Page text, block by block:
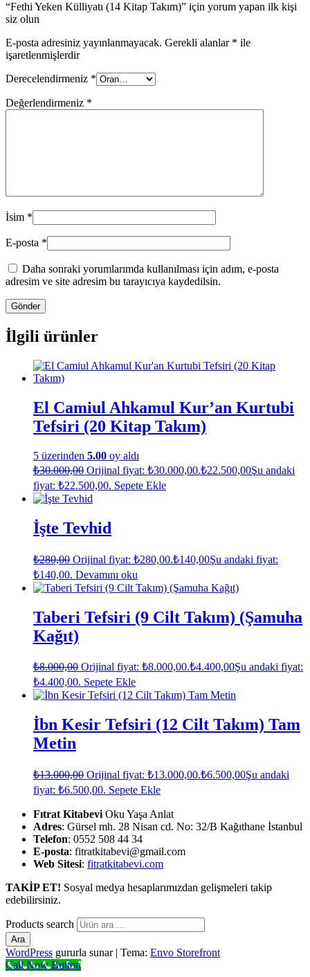
“Fethi Yeken Külliyatı (14 Kitap Takım)” için yorum yapan ilk kişi
siz olun
E-posta adresiniz yayınlanmayacak. Gerekli alanlar * ile
işaretlenmişlerdir
Derecelendirmeniz *
Değerlendirmeniz *
İsim *
E-posta *
Daha sonraki yorumlarımda kullanılması için adım, e-posta
adresim ve site adresim bu tarayıcıya kaydedilsin.
İlgili ürünler
El Camiul Ahkamul Kur’an Kurtubi
Tefsiri (20 Kitap Takım)
5 üzerinden 5.00 oy aldı
₺30.000,00 Orijinal fiyat: ₺30.000,00.₺22.500,00Şu andaki
fiyat: ₺22.500,00. Sepete Ekle
İşte Tevhid
₺280,00 Orijinal fiyat: ₺280,00.₺140,00Şu andaki fiyat:
₺140,00. Devamını oku
Taberi Tefsiri (9 Cilt Takım) (Şamuha
Kağıt)
₺8.000,00 Orijinal fiyat: ₺8.000,00.₺4.400,00Şu andaki fiyat:
₺4.400,00. Sepete Ekle
İbn Kesir Tefsiri (12 Cilt Takım) Tam
Metin
₺13.000,00 Orijinal fiyat: ₺13.000,00.₺6.500,00Şu andaki
fiyat: ₺6.500,00. Sepete Ekle
Fıtrat Kitabevi Oku Yaşa Anlat
Adres: Gürsel mh. 28 Nisan cd. No: 32/B Kağıthane İstanbul
Telefon: 0552 508 44 34
E-posta: fitratkitabevi@gmail.com
Web Sitesi: fitratkitabevi.com
TAKİP ET! Sosyal medya hesaplarımızdan gelişmeleri takip
edebilirsiniz.
Products search
Ara
WordPress gururla sunar | Tema: Envo Storefront
Call Now Button